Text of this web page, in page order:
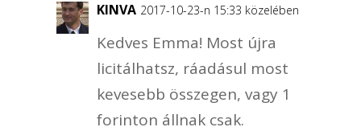
KINVA 2017-10-23-n 15:33 közelében
Kedves Emma! Most újra
licitálhatsz, ráadásul most
kevesebb összegen, vagy 1
forinton állnak csak.